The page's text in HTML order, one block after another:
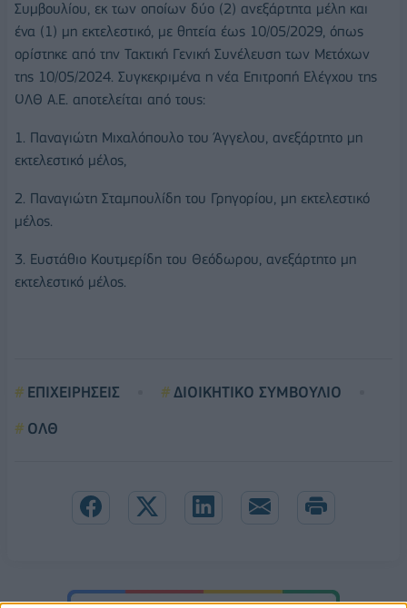
Συμβουλίου, εκ των οποίων δύο (2) ανεξάρτητα μέλη και
ένα (1) μη εκτελεστικό, με θητεία έως 10/05/2029, όπως
ορίστηκε από την Τακτική Γενική Συνέλευση των Μετόχων
της 10/05/2024. Συγκεκριμένα η νέα Επιτροπή Ελέγχου της
ΟΛΘ Α.Ε. αποτελείται από τους:
1. Παναγιώτη Μιχαλόπουλο του Άγγελου, ανεξάρτητο μη
εκτελεστικό μέλος,
2. Παναγιώτη Σταμπουλίδη του Γρηγορίου, μη εκτελεστικό
μέλος.
3. Ευστάθιο Κουτμερίδη του Θεόδωρου, ανεξάρτητο μη
εκτελεστικό μέλος.
ΕΠΙΧΕΙΡΗΣΕΙΣ
ΔΙΟΙΚΗΤΙΚΟ ΣΥΜΒΟΥΛΙΟ
ΟΛΘ